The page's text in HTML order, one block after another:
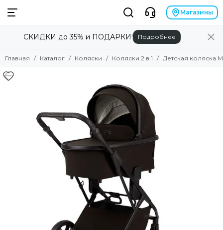
Смотреть все товары
Коляски прогулочные
Аксессуары для колясок
Люльки для колясок
Магазины
СКИДКИ до 35% и ПОДАРКИ! Подробнее
Главная Каталог Коляски Коляски 2 в 1 Детская коляска